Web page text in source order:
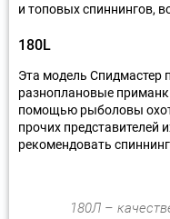
и топовых спиннингов,
180L
Эта модель Спидмастер
разноплановые
помощью рыболовы
прочих
рекомендовать
180Л –